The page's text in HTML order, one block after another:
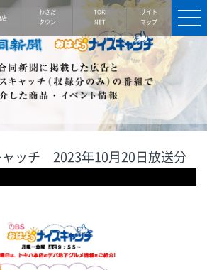
店
わさだ
タウン
TOKI
NET
サイト
マップ
ャッチ 2023年10月20日放送分